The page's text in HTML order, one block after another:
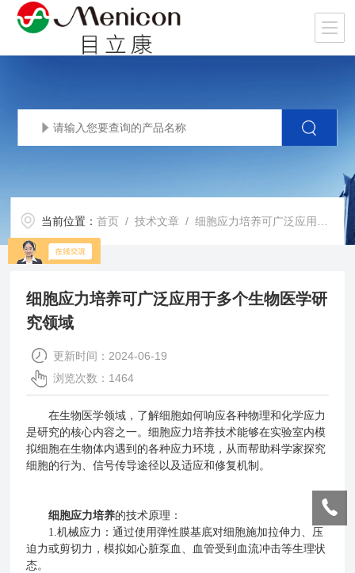
当前位置：首页 /技术文章 / 细胞应力培养可广泛应用于多个生物医学研究领域
细胞应力培养可广泛应用于多个生物医学研
究领域
更新时间：2024-06-19
浏览次数：1464
在生物医学领域，了解细胞如何响应各种物理和化学应力
是研究的核心内容之一。细胞应力培养技术能够在实验室内模
拟细胞在生物体内遇到的各种应力环境，从而帮助科学家探究
细胞的行为、信号传导途径以及适应和修复机制。
细胞应力培养的技术原理：
1.机械应力：通过使用弹性膜基底对细胞施加拉伸力、压
迫力或剪切力，模拟如心脏泵血、血管受到血流冲击等生理状
态。